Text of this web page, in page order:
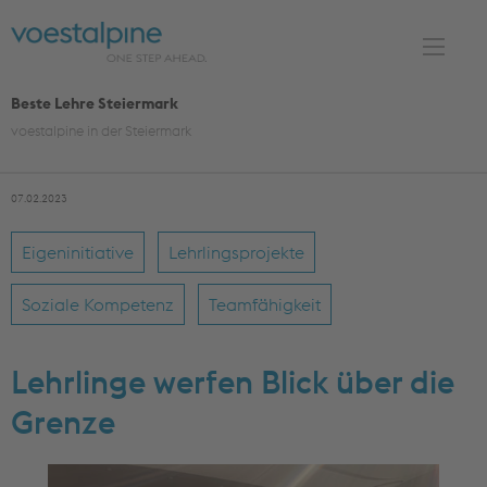
Beste Lehre Steiermark
voestalpine in der Steiermark
07.02.2023
Eigeninitiative Lehrlingsprojekte
Soziale Kompetenz Teamfähigkeit
Lehrlinge werfen Blick über die
Grenze